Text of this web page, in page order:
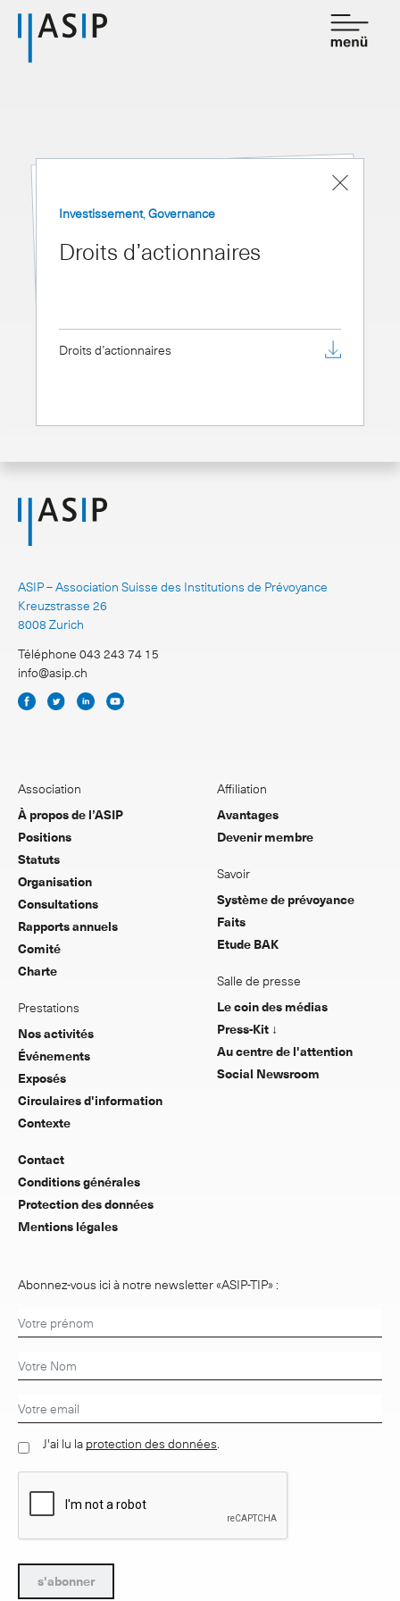
Association
Prestations
Affiliation
Savoir
Investissement,Governance
Droits d’actionnaires
Droits d’actionnaires
ASIP – Association Suisse des Institutions de Prévoyance
Kreuzstrasse 26
8008 Zurich
Téléphone 043 243 74 15
info@asip.ch
Association
À propos de l’ASIP
Positions
Statuts
Organisation
Consultations
Rapports annuels
Comité
Charte
Prestations
Nos activités
Événements
Exposés
Circulaires d'information
Contexte
Affiliation
Avantages
Devenir membre
Savoir
Système de prévoyance
Faits
Etude BAK
Salle de presse
Le coin des médias
Press-Kit ↓
Au centre de l'attention
Social Newsroom
Contact
Conditions générales
Protection des données
Mentions légales
Abonnez-vous ici à notre newsletter «ASIP-TIP» :
J'ai lu laprotection des données.